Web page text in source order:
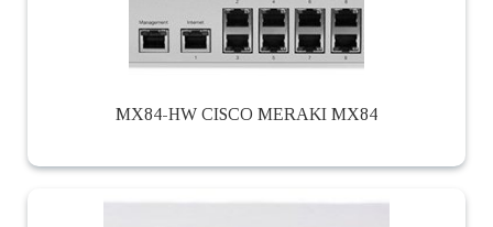
MX84-HW CISCO MERAKI MX84